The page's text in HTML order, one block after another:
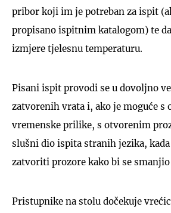
pribor koji im je potreban za ispit
propisano ispitnim katalogom) te
izmjere tjelesnu temperaturu.
Pisani ispit provodi se u dovoljno
zatvorenih vrata i, ako je moguće s
vremenske prilike, s otvorenim
slušni dio ispita stranih jezika,
zatvoriti prozore kako bi se
Pristupnike na stolu dočekuje